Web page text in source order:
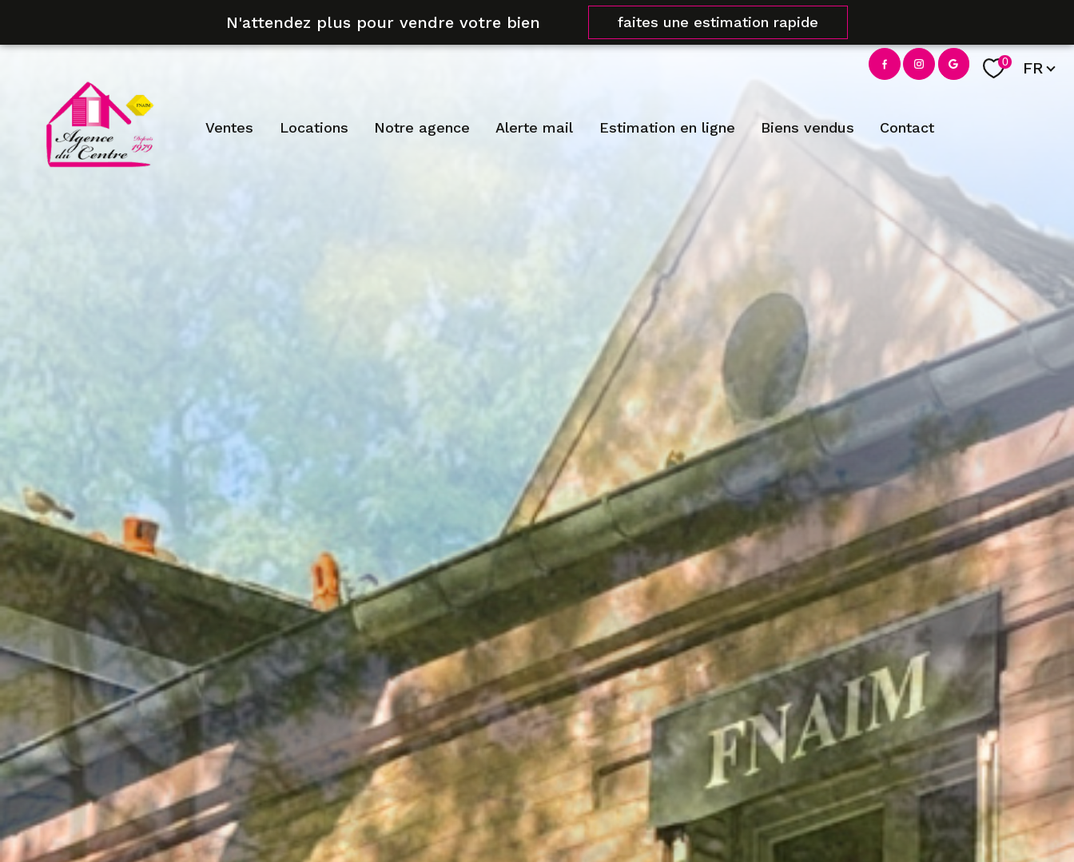
N'attendez plus pour vendre votre bien faites une estimation rapide
0 FR
ventes locations notre agence alerte mail estimation en ligne biens vendus contact